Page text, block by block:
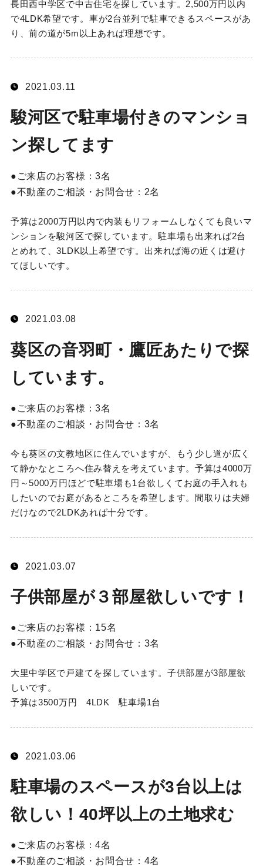
長田西中学区で中古住宅を探しています。2,500万円以内
で4LDK希望です。車が2台並列で駐車できるスペースがあ
り、前の道が5m以上あれば理想です。
2021.03.11
駿河区で駐車場付きのマンショ
ン探してます
ご来店のお客様：3名
不動産のご相談・お問合せ： 2名
予算は2000万円以内で内装もリフォームしなくても良いマ
ンションを駿河区で探しています。駐車場も出来れば2台
とめれて、3LDK以上希望です。出来れば海の近くは避け
てほしいです。
2021.03.08
葵区の音羽町・鷹匠あたりで探
しています。
ご来店のお客様：3名
不動産のご相談・お問合せ： 3名
今も葵区の文教地区に住んでいますが、もう少し道が広く
て静かなところへ住み替えを考えています。予算は4000万
円～5000万円ほどで駐車場も1台欲しくてお庭の手入れも
したいのでお庭があるところを希望します。間取りは夫婦
だけなので2LDKあれば十分です。
2021.03.07
子供部屋が３部屋欲しいです！
ご来店のお客様： 15名
不動産のご相談・お問合せ： 3名
大里中学区で戸建てを探しています。子供部屋が3部屋欲
しいです。
予算は3500万円 4LDK 駐車場1台
2021.03.06
駐車場のスペースが3台以上は
欲しい！40坪以上の土地求む
ご来店のお客様：4名
不動産のご相談・お問合せ： 4名